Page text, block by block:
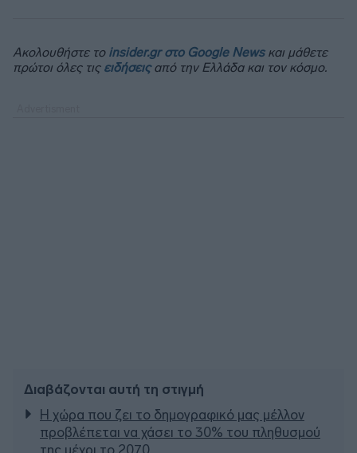
Ακολουθήστε το insider.gr στο Google Newsκαι μάθετε
πρώτοι όλες τις ειδήσειςαπό την Ελλάδα και τον κόσμο.
Διαβάζονται αυτή τη στιγμή
Η χώρα που ζει το δημογραφικό μας μέλλον
προβλέπεται να χάσει το 30% του πληθυσμού
της μέχρι το 2070